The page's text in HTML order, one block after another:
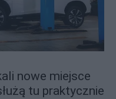
nowe miejsce
tu praktycznie